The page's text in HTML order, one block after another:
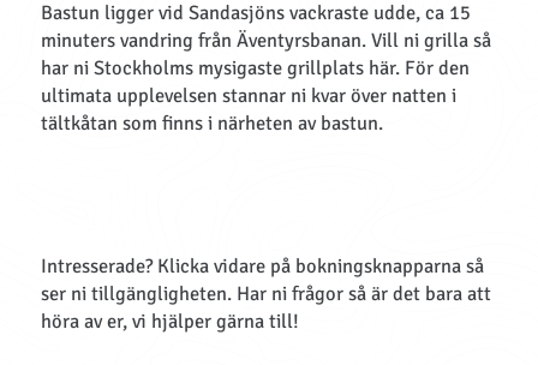
Bastun ligger vid Sandasjöns vackraste udde, ca 15
minuters vandring från Äventyrsbanan. Vill ni grilla så
har ni Stockholms mysigaste grillplats här. För den
ultimata upplevelsen stannar ni kvar över natten i
tältkåtan som finns i närheten av bastun.
Intresserade? Klicka vidare på bokningsknapparna så
ser ni tillgängligheten. Har ni frågor så är det bara att
höra av er, vi hjälper gärna till!